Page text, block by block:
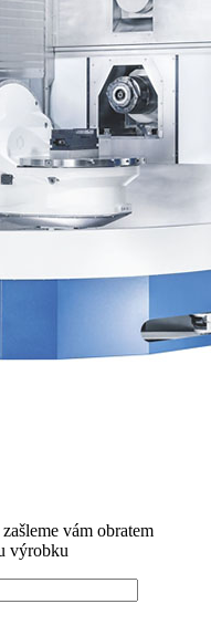
vám obratem
výrobku